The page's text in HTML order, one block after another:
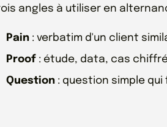
angles à utiliser en
Pain: verbatim d'un client
Proof: étude, data, cas
Question: question simple qui